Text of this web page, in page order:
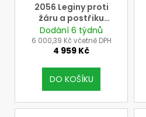
2056 Leginy proti
žáru a postřiku
taveninou
kalhotového střihu
Dodání 6 týdnů
6 000,39 Kč včetně DPH
4 959 Kč
DO KOŠÍKU